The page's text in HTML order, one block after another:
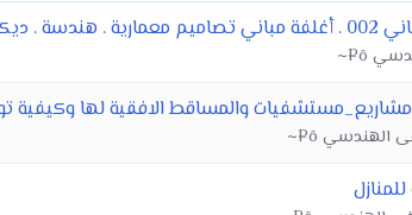
خارجية
والمساقط الافقية لها وكيفية